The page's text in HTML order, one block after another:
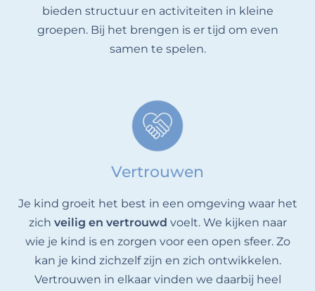
bieden structuur en activiteiten in kleine
groepen. Bij het brengen is er tijd om even
samen te spelen.
Vertrouwen
Je kind groeit het best in een omgeving waar het
zich veilig en vertrouwd voelt. We kijken naar
wie je kind is en zorgen voor een open sfeer. Zo
kan je kind zichzelf zijn en zich ontwikkelen.
Vertrouwen in elkaar vinden we daarbij heel